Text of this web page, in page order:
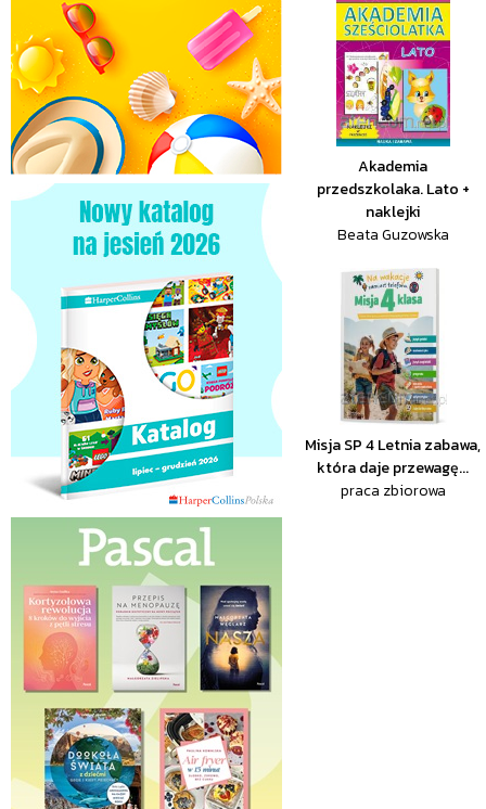
Akademia
przedszkolaka. Lato +
naklejki
Beata Guzowska
Misja SP 4 Letnia zabawa,
która daje przewagę...
praca zbiorowa